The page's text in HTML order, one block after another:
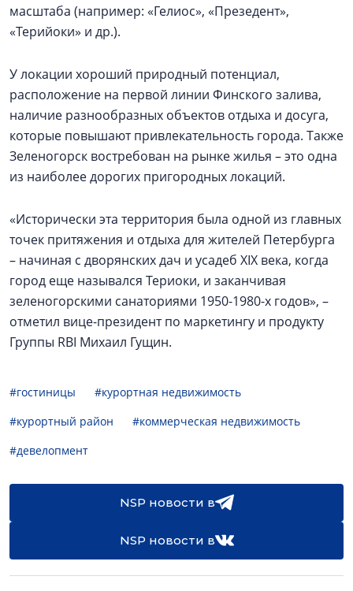
масштаба (например: «Гелиос», «Презедент»,
«Терийоки» и др.).
У локации хороший природный потенциал,
расположение на первой линии Финского залива,
наличие разнообразных объектов отдыха и досуга,
которые повышают привлекательность города. Также
Зеленогорск востребован на рынке жилья – это одна
из наиболее дорогих пригородных локаций.
«Исторически эта территория была одной из главных
точек притяжения и отдыха для жителей Петербурга
– начиная с дворянских дач и усадеб XIX века, когда
город еще назывался Териоки, и заканчивая
зеленогорскими санаториями 1950-1980-х годов», –
отметил вице-президент по маркетингу и продукту
Группы RBI Михаил Гущин.
#гостиницы
#курортная недвижимость
#курортный район
#коммерческая недвижимость
#девелопмент
NSP новости в
NSP новости в